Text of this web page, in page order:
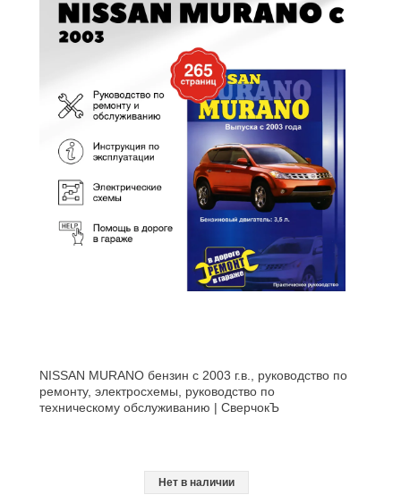
NISSAN MURANO бензин c 2003 г.в., руководство по
ремонту, электросхемы, руководство по
техническому обслуживанию | СверчокЪ
Нет в наличии